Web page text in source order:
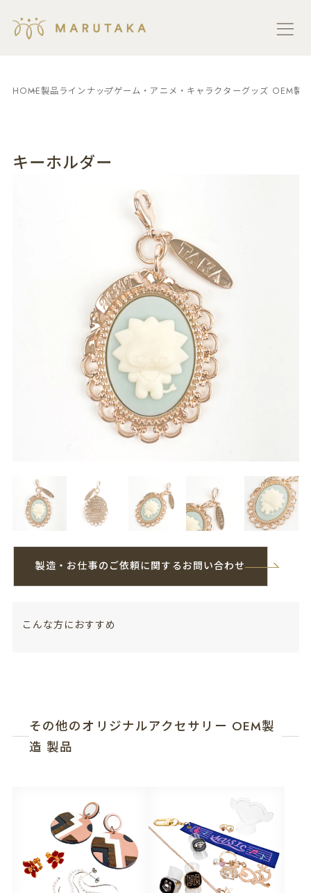
HOME製品ラインナップゲーム・アニメ・キャラクターグッズ OEM製
キーホルダー
製造・お仕事のご依頼に関するお問い合わせ
こんな方におすすめ
その他のオリジナルアクセサリー OEM製
造 製品